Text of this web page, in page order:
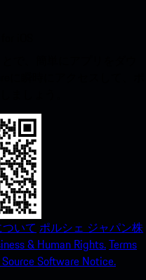
いて ポルシェ ジャパン株
& Human Rights.Terms
Software Notice.